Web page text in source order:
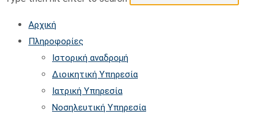
website
Αρχική
Πληροφορίες
Ιστορική αναδρομή
Διοικητική Υπηρεσία
Ιατρική Υπηρεσία
Νοσηλευτική Υπηρεσία